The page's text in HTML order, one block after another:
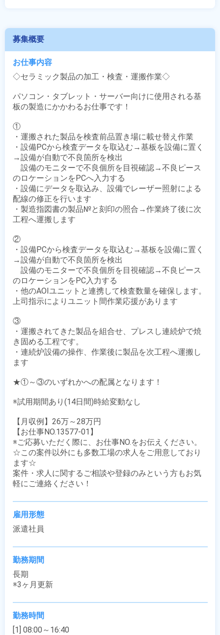
募集概要
お仕事内容
◇セラミック製品の加工・検査・運搬作業◇
パソコン・タブレット・サーバー向けに使用される基
板の製造にかかわるお仕事です！
①
・運搬された製品を検査前品置き場に載せ替え作業
・設備PCから検査データを取込む→基板を設備に置く
→設備が自動で不良箇所を検出
設備のモニターで不良個所を目視確認→不良ピース
のロケーションをPCへ入力する
・設備にデータを取込み、設備でレーザー照射による
配線の修正を行います
・製造指図書の製品№と刻印の照合→作業終了後に次
工程へ運搬します
②
・設備PCから検査データを取込む→基板を設備に置く
→設備が自動で不良箇所を検出
設備のモニターで不良個所を目視確認→不良ピース
のロケーションをPC入力する
・他のAOIユニットと連携して検査数量を確保します。
上司指示によりユニット間作業応援があります
③
・運搬されてきた製品を組合せ、プレスし連続炉で焼
き固める工程です。
・連続炉設備の操作、作業後に製品を次工程へ運搬し
ます
★①～③のいずれかへの配属となります！
※試用期間あり(14日間)時給変動なし
【月収例】26万～28万円
【お仕事NO.13577-01】
※ご応募いただく際に、お仕事NO.をお伝えください。
☆この案件以外にも多数工場の求人をご用意しており
ます☆
案件・求人に関するご相談や登録のみという方もお気
軽にご連絡ください！
雇用形態
派遣社員
勤務期間
長期
※3ヶ月更新
勤務時間
[1] 08:00～16:40